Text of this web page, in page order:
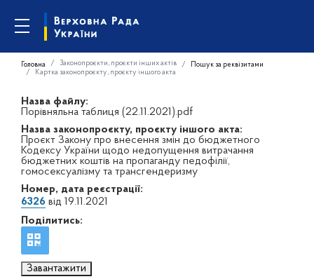
Головна Законопроєкти, проєкти інших актів
Пошук за реквізитами
Картка законопроєкту, проєкту іншого акта
Назва файлу:
Порівняльна таблиця (22.11.2021).pdf
Назва законопроєкту, проєкту іншого акта:
Проєкт Закону про внесення змін до бюджетного
Кодексу України щодо недопущення витрачання
бюджетних коштів на пропаганду педофілії,
гомосексуалізму та трансгендеризму
Номер, дата реєстрації:
6326 від 19.11.2021
Поділитись:
Завантажити